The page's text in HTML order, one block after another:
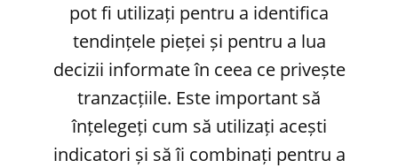
pot fi utilizați pentru a identifica
tendințele pieței și pentru a lua
decizii informate în ceea ce privește
tranzacțiile. Este important să
înțelegeți cum să utilizați acești
indicatori și să îi combinați pentru a